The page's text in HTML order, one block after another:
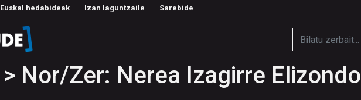
Euskal hedabideak · Izan laguntzaile · Sarebide
> Nor/Zer: Nerea Izagirre Elizondo